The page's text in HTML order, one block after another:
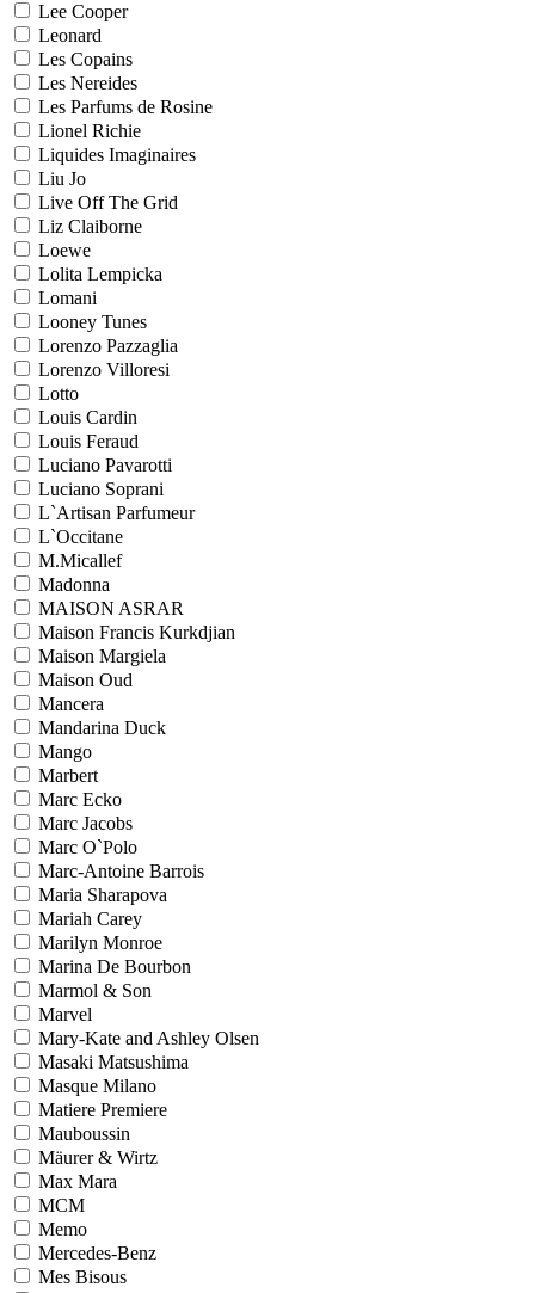
Lee Cooper
Leonard
Les Copains
Les Nereides
Les Parfums de Rosine
Lionel Richie
Liquides Imaginaires
Liu Jo
Live Off The Grid
Liz Claiborne
Loewe
Lolita Lempicka
Lomani
Looney Tunes
Lorenzo Pazzaglia
Lorenzo Villoresi
Lotto
Louis Cardin
Louis Feraud
Luciano Pavarotti
Luciano Soprani
L`Artisan Parfumeur
L`Occitane
M.Micallef
Madonna
MAISON ASRAR
Maison Francis Kurkdjian
Maison Margiela
Maison Oud
Mancera
Mandarina Duck
Mango
Marbert
Marc Ecko
Marc Jacobs
Marc O`Polo
Marc-Antoine Barrois
Maria Sharapova
Mariah Carey
Marilyn Monroe
Marina De Bourbon
Marmol & Son
Marvel
Mary-Kate and Ashley Olsen
Masaki Matsushima
Masque Milano
Matiere Premiere
Mauboussin
Mäurer & Wirtz
Max Mara
MCM
Memo
Mercedes-Benz
Mes Bisous